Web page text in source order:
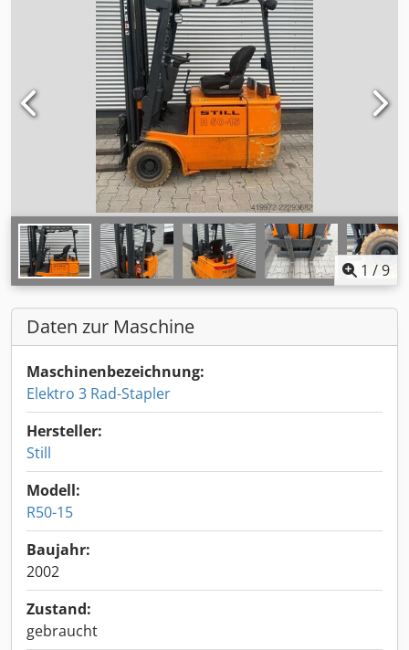
1 /9
Daten zur Maschine
Maschinenbezeichnung:
Elektro 3 Rad-Stapler
Hersteller:
Still
Modell:
R50-15
Baujahr:
2002
Zustand:
gebraucht